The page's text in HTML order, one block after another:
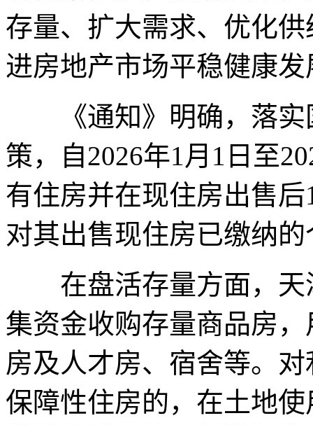
存量、扩大需求、优化
进房地产市场平稳健康发
《通知》明确，落实
策，自2026年1月1日至
有住房并在现住房出售
对其出售现住房已缴纳
在盘活存量方面，天
集资金收购存量商品房
房及人才房、宿舍等。
保障性住房的，在土地